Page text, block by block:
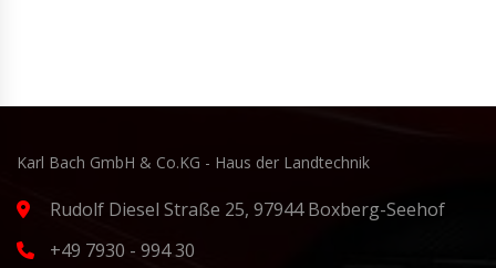
Karl Bach GmbH & Co.KG - Haus der Landtechnik
Rudolf Diesel Straße 25, 97944 Boxberg-Seehof
+49 7930 - 994 30